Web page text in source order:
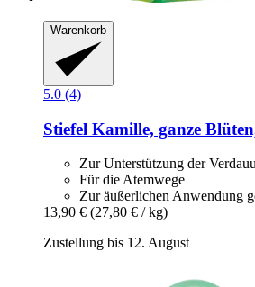
Warenkorb
5.0 (4)
Stiefel Kamille, ganze
Zur Unterstützung der
Für die Atemwege
Zur äußerlichen Anwendung
13,90 € (27,80 € / kg)
Zustellung bis 12. August